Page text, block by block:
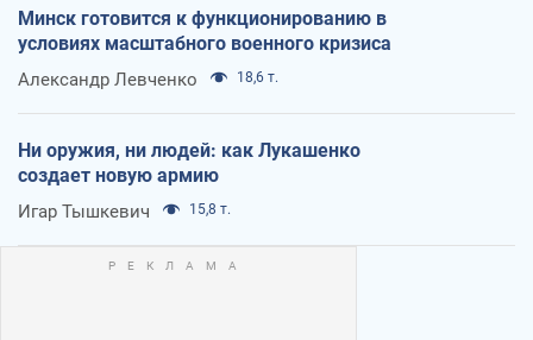
Минск готовится к функционированию в
условиях масштабного военного кризиса
Александр Левченко 18,6 т.
Ни оружия, ни людей: как Лукашенко
создает новую армию
Игар Тышкевич 15,8 т.